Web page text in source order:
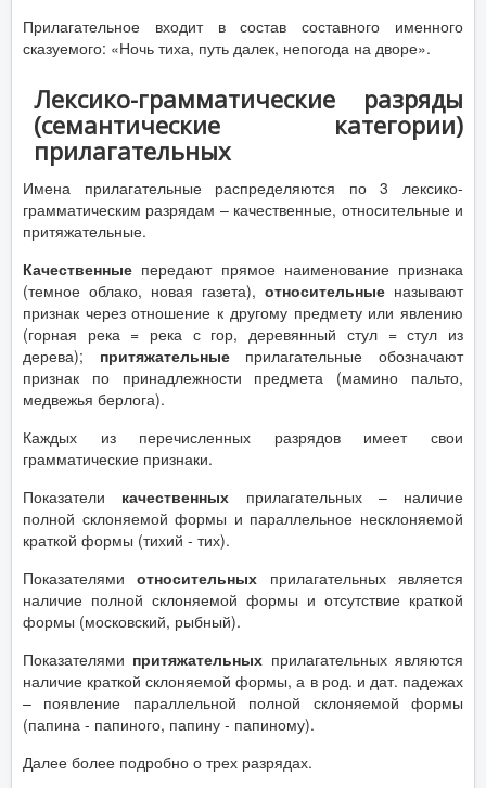
Прилагательное входит в состав составного именного
сказуемого: «Ночь тиха, путь далек, непогода на дворе».
Лексико-грамматические разряды
(семантические категории)
прилагательных
Имена прилагательные распределяются по 3 лексико-
грамматическим разрядам – качественные, относительные и
притяжательные.
Качественные передают прямое наименование признака
(темное облако, новая газета), относительные называют
признак через отношение к другому предмету или явлению
(горная река = река с гор, деревянный стул = стул из
дерева); притяжательныеприлагательные обозначают
признак по принадлежности предмета (мамино пальто,
медвежья берлога).
Каждых из перечисленных разрядов имеет свои
грамматические признаки.
Показатели качественных прилагательных – наличие
полной склоняемой формы и параллельное несклоняемой
краткой формы (тихий - тих).
Показателямиотносительных прилагательных является
наличие полной склоняемой формы и отсутствие краткой
формы (московский, рыбный).
Показателями притяжательных прилагательных являются
наличие краткой склоняемой формы, а в род. и дат. падежах
– появление параллельной полной склоняемой формы
(папина - папиного, папину - папиному).
Далее более подробно о трех разрядах.